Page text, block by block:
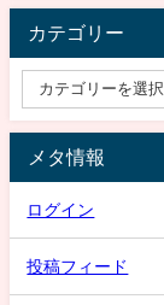
カテゴリー
メタ情報
ログイン
投稿フィード